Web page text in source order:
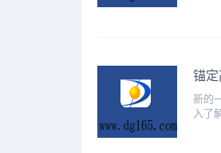
锚
新的
入了